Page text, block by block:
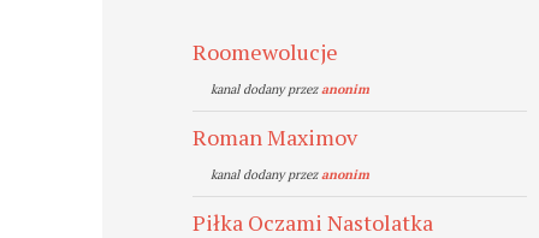
Roomewolucje
kanal dodany przezanonim
Roman Maximov
kanal dodany przezanonim
Piłka Oczami Nastolatka